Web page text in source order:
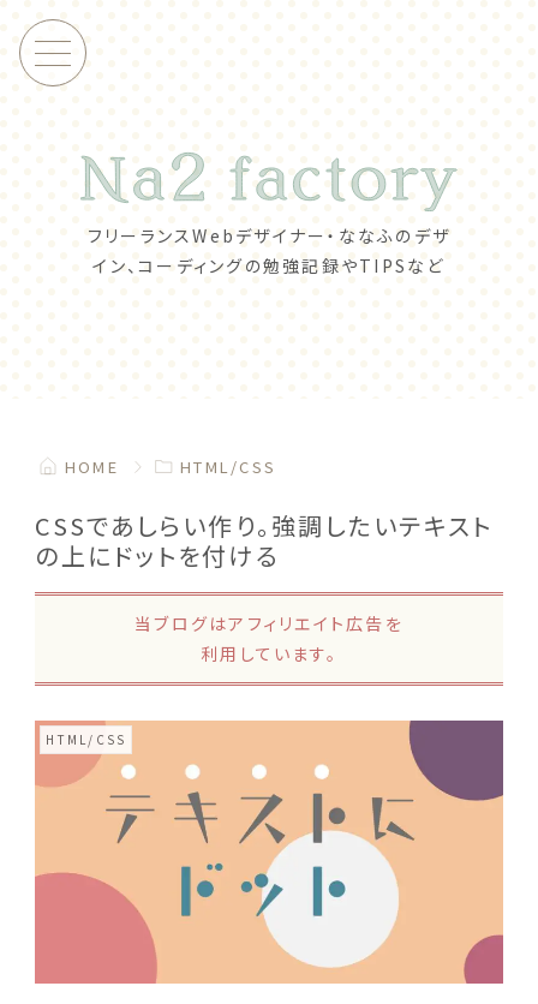
フリーランスWebデザイナー・ななふの デザ
イン、コーディングの勉強記録やTIPSなど
HOME HTML/CSS
CSSであしらい作り。強調したいテキスト
の上にドットを付ける
当ブログはアフィリエイト広告を
利用しています。
HTML/CSS